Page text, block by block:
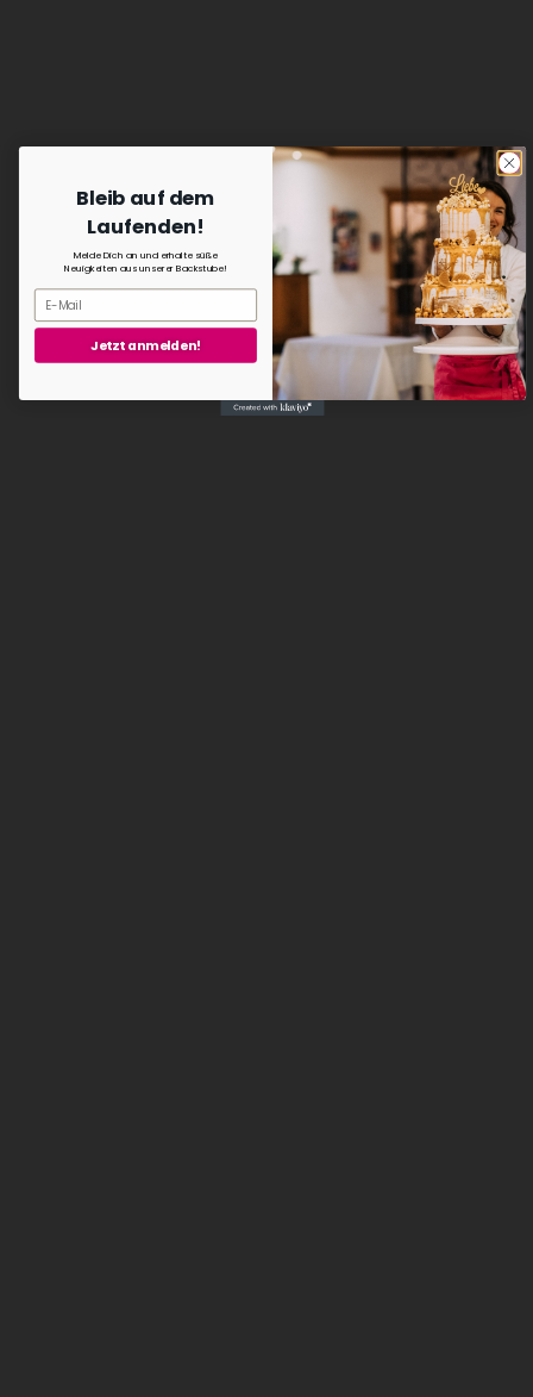
Bleib auf dem
Laufenden!
Melde Dich an und erhalte süße
Neuigkeiten aus unserer Backstube!
Jetzt anmelden!